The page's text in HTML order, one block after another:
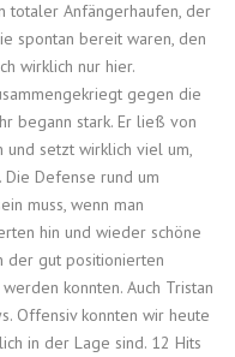
totaler Anfängerhaufen, der
spontan bereit waren, den
wirklich nur hier.
gegen die
begann stark. Er ließ von
und setzt wirklich viel um,
Defense rund um
muss, wenn man
hin und wieder schöne
der gut positionierten
konnten. Auch Tristan
Offensiv konnten wir heute
in der Lage sind. 12 Hits